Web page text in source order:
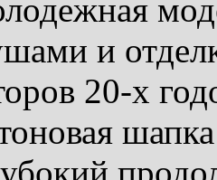
и
20-х